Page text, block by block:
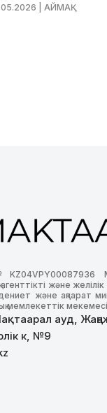
| АЙМАҚ
және
және ақпарат
мемлекеттік
ауд,
к, №9